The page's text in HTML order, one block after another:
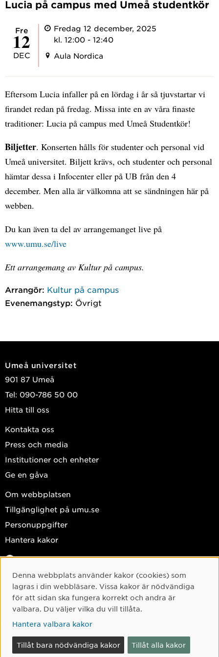
Lucia på campus med Umeå studentkör
fre
12
DEC
Fredag 12 december, 2025
kl. 12:00 - 12:40
Aula Nordica
Eftersom Lucia infaller på en lördag i år så tjuvstartar vi
firandet redan på fredag. Missa inte en av våra finaste
traditioner: Lucia på campus med Umeå Studentkör!
Biljetter. Konserten hålls för studenter och personal vid
Umeå universitet. Biljett krävs, och studenter och personal
hämtar dessa i Infocenter eller på UB från den 4
december. Men alla är välkomna att se sändningen här på
webben.
Du kan även ta del av arrangemanget live på
www.umu.se/live
Ett arrangemang av Kultur på campus.
Arrangör: Kultur på campus
Evenemangstyp: Övrigt
Umeå universitet
901 87 Umeå
Tel: 090-786 50 00
Hitta till oss
Kontakta oss
Press och media
Institutioner och enheter
Ge en gåva
Om webbplatsen
Tillgänglighet på umu.se
Personuppgifter
Hantera kakor
Facebook
Instagram
TikTok
Youtube
Cookie-samtycke
Denna webbplats använder kakor (cookies) som
lagras i din webbläsare. Vissa kakor är nödvändiga
för att sidan ska fungera korrekt och andra är
valbara. Du väljer vilka du vill tillåta.
Hantera valbara kakor
Tillåt bara nödvändiga kakor Tillåt alla kakor